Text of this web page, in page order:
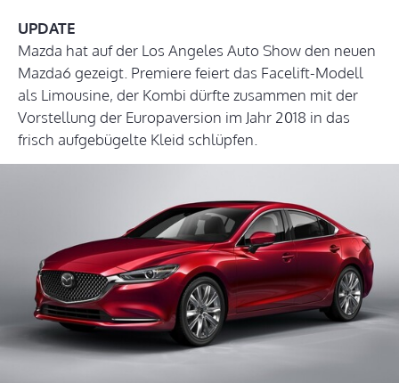
UPDATE
Mazda hat auf der Los Angeles Auto Show den neuen
Mazda6 gezeigt. Premiere feiert das Facelift-Modell
als Limousine, der Kombi dürfte zusammen mit der
Vorstellung der Europaversion im Jahr 2018 in das
frisch aufgebügelte Kleid schlüpfen.